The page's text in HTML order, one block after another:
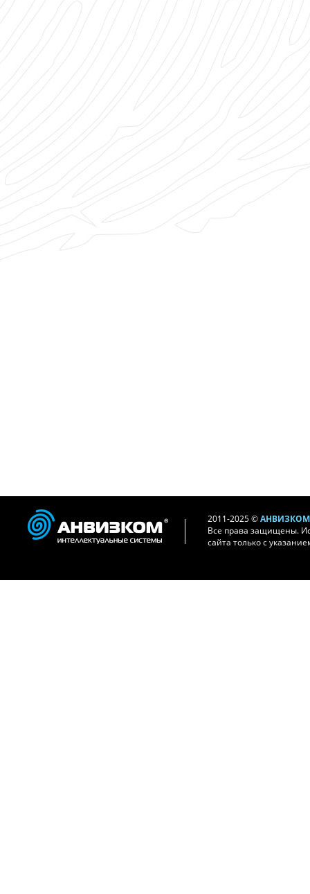
2011-2025 ©
Все права защищены.
сайта только с